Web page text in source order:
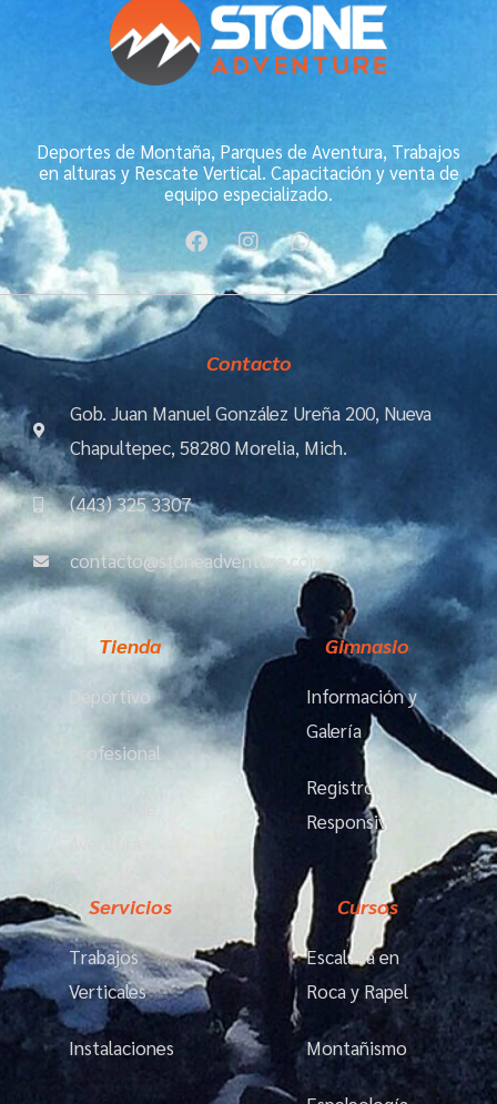
Deportes de Montaña, Parques de Aventura, Trabajos
en alturas y Rescate Vertical. Capacitación y venta de
equipo especializado.
F
a
c
e
b
o
o
I
n
s
t
a
r
m
W
h
a
t
Contacto
Gob. Juan Manuel González Ureña 200, Nueva
Chapultepec, 58280 Morelia, Mich.
(443) 325 3307
contacto@stoneadventure.com
Tienda
Deportivo
Profesional
Gimnasio
Información y
Galería
Registro
Responsiva
Servicios
Trabajos
Verticales
Instalaciones
Cursos
Escalada en
Roca y Rapel
Montañismo